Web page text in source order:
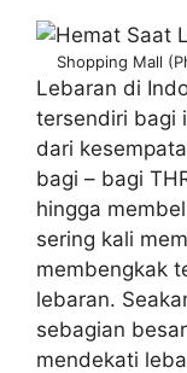
Shopping Mall
Lebaran di
tersendiri bagi
dari
bagi – bagi
hingga
sering kali
membengkak
lebaran.
sebagian
mendekati